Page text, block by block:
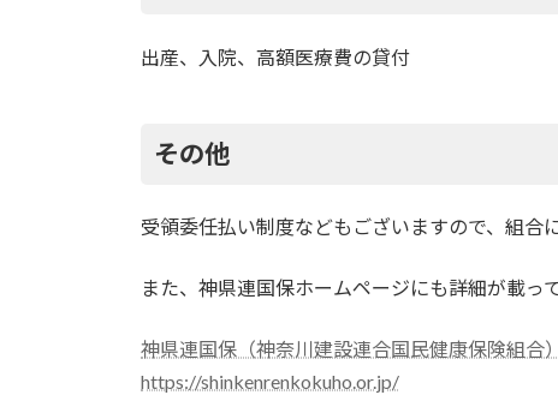
出産、入院、高額医療費の貸付
その他
受領委任払い制度などもございますので、組合
また、神県連国保ホームページにも詳細が載っ
神県連国保（神奈川建設連合国民健康保険組合
https://shinkenrenkokuho.or.jp/